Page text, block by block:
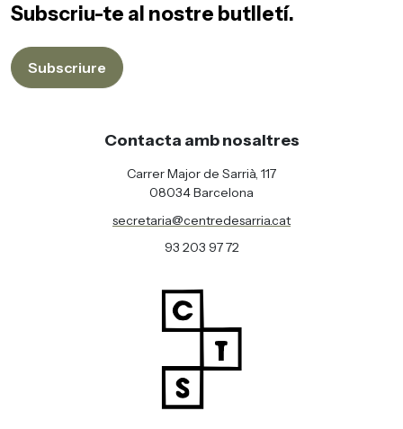
Subscriu-te al nostre butlletí.
Subscriure
Contacta amb nosaltres
Carrer Major de Sarrià, 117
08034 Barcelona
secretaria@centredesarria.cat
93 203 97 72